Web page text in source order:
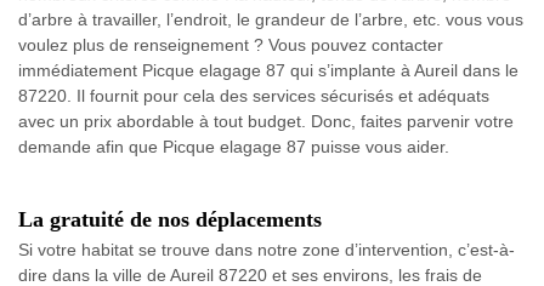
d’arbre à travailler, l’endroit, le grandeur de l’arbre, etc. vous vous
voulez plus de renseignement ? Vous pouvez contacter
immédiatement Picque elagage 87 qui s’implante à Aureil dans le
87220. Il fournit pour cela des services sécurisés et adéquats
avec un prix abordable à tout budget. Donc, faites parvenir votre
demande afin que Picque elagage 87 puisse vous aider.
La gratuité de nos déplacements
Si votre habitat se trouve dans notre zone d’intervention, c’est-à-
dire dans la ville de Aureil 87220 et ses environs, les frais de